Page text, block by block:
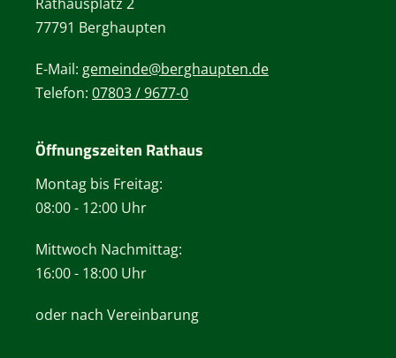
77791 Berghaupten
E-Mail: gemeinde@berghaupten.de
Telefon: 07803 / 9677-0
Öffnungszeiten Rathaus
Montag bis Freitag:
08:00 - 12:00 Uhr
Mittwoch Nachmittag:
16:00 - 18:00 Uhr
oder nach Vereinbarung